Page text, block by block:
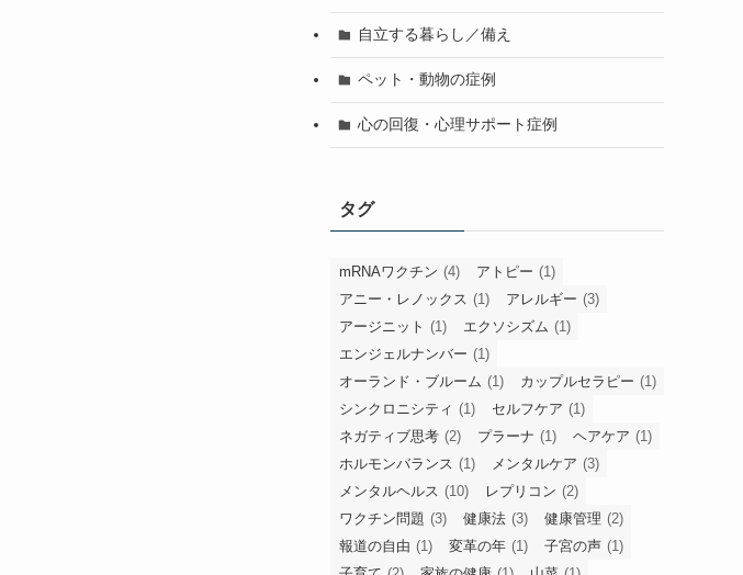
自立する暮らし／備え
ペット・動物の症例
心の回復・心理サポート症例
タグ
mRNAワクチン (4) アトピー (1)
アニー・レノックス (1) アレルギー (3)
アージニット (1) エクソシズム (1)
エンジェルナンバー (1)
オーランド・ブルーム (1) カップルセラピー (1)
シンクロニシティ (1) セルフケア (1)
ネガティブ思考 (2) プラーナ (1) ヘアケア (1)
ホルモンバランス (1) メンタルケア (3)
メンタルヘルス (10) レプリコン (2)
ワクチン問題 (3) 健康法 (3) 健康管理 (2)
報道の自由 (1) 変革の年 (1) 子宮の声 (1)